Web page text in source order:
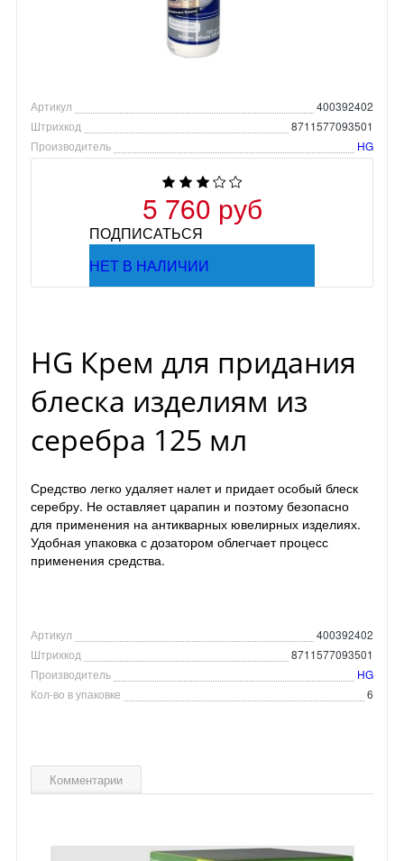
Артикул
400392402
Штрихкод
8711577093501
Производитель
HG
5 760 руб
ПОДПИСАТЬСЯ
НЕТ В НАЛИЧИИ
HG Крем для придания
блеска изделиям из
серебра 125 мл
Средство легко удаляет налет и придает особый блеск
серебру. Не оставляет царапин и поэтому безопасно
для применения на антикварных ювелирных изделиях.
Удобная упаковка с дозатором облегчает процесс
применения средства.
Артикул
400392402
Штрихкод
8711577093501
Производитель
HG
Кол-во в упаковке
6
Комментарии